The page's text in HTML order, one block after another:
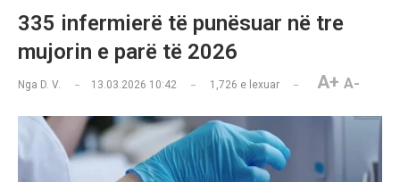
335 infermierë të punësuar në tre
mujorin e parë të 2026
Nga D. V. 13.03.2026 10:42 1,726 e lexuar A+ A-